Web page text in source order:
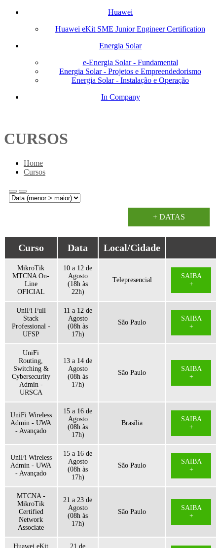
Huawei
Huawei eKit SME Junior Engineer Certification
Energia Solar
e-Energia Solar - Fundamental
Energia Solar - Projetos e Empreendedorismo
Energia Solar - Instalação e Operação
In Company
CURSOS
Home
Cursos
+ DATAS
Curso Data Local/Cidade
MikroTik
MTCNA On-
Line
OFICIAL
10 a 12 de
Agosto
(18h às
22h)
Telepresencial
SAIBA
+
UniFi Full
Stack
Professional -
UFSP
11 a 12 de
Agosto
(08h às
17h)
São Paulo
SAIBA
+
UniFi
Routing,
Switching &
Cybersecurity
Admin -
URSCA
13 a 14 de
Agosto
(08h às
17h)
São Paulo
SAIBA
+
UniFi Wireless
Admin - UWA
- Avançado
15 a 16 de
Agosto
(08h às
17h)
Brasília
SAIBA
+
UniFi Wireless
Admin - UWA
- Avançado
15 a 16 de
Agosto
(08h às
17h)
São Paulo
SAIBA
+
MTCNA -
MikroTik
Certified
Network
Associate
21 a 23 de
Agosto
(08h às
17h)
São Paulo
SAIBA
+
Huawei eKit 21 de